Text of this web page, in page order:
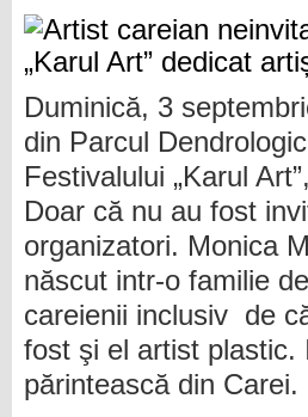
Duminică, 3
din Parcul
Festivalului „Karul
Doar că nu au fost
organizatori. Monica
născut intr-o familie
careienii inclusiv de
fost şi el artist plastic.
părintească din Carei.